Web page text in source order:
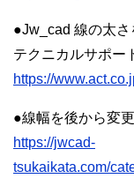
●Jw_cad 線の太さ
テクニカルサポー
https://
●線幅を後から変更
https://jwcad-
tsukaikata.com/